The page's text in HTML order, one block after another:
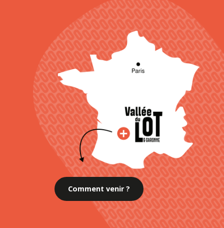
Comment venir ?